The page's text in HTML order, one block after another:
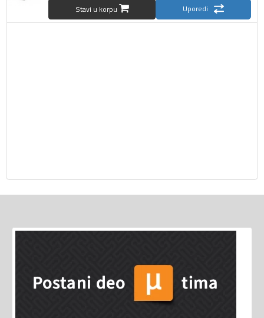
Stavi u korpu Uporedi